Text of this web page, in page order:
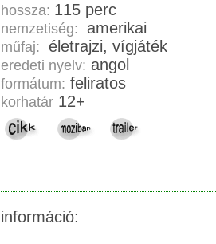
hossza: 115 perc
nemzetiség: amerikai
műfaj: életrajzi, vígjáték
eredeti nyelv: angol
formátum: feliratos
korhatár 12+
információ: